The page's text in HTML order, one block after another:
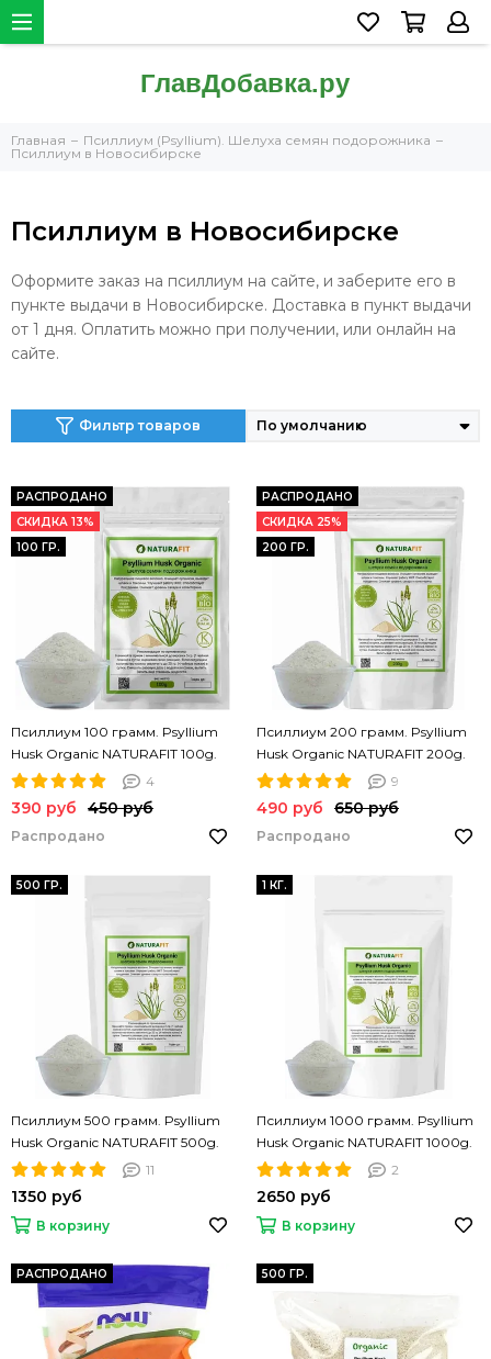
Главная
Псиллиум (Psyllium). Шелуха семян подорожника
Псиллиум в Новосибирске
Псиллиум в Новосибирске
Оформите заказ на псиллиум на сайте, и заберите его в
пункте выдачи в Новосибирске. Доставка в пункт выдачи
от 1 дня. Оплатить можно при получении, или онлайн на
сайте.
Фильтр товаров
РАСПРОДАНО
СКИДКА 13%
100 ГР.
Псиллиум 100 грамм. Psyllium
Husk Organic NATURAFIT 100g.
Шелуха семян подорожника.
PREMIUM
4
390 руб 450 руб
Распродано
РАСПРОДАНО
СКИДКА 25%
200 ГР.
Псиллиум 200 грамм. Psyllium
Husk Organic NATURAFIT 200g.
Шелуха семян подорожника.
PREMIUM
9
490 руб 650 руб
Распродано
500 ГР.
Псиллиум 500 грамм. Psyllium
Husk Organic NATURAFIT 500g.
Шелуха семян подорожника.
PREMIUM
11
1350 руб
В корзину
1 КГ.
Псиллиум 1000 грамм. Psyllium
Husk Organic NATURAFIT 1000g.
Шелуха семян подорожника.
2
2650 руб
В корзину
РАСПРОДАНО 500 ГР.